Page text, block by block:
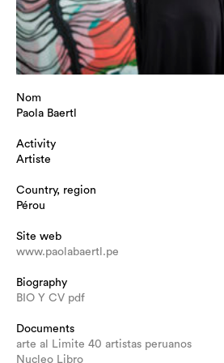
Nom
Paola Baertl
Activity
Artiste
Country, region
Pérou
Site web
www.paolabaertl.pe
Biography
BIO Y CV pdf
Documents
arte al Limite 40 artistas peruanos
Nucleo Libro